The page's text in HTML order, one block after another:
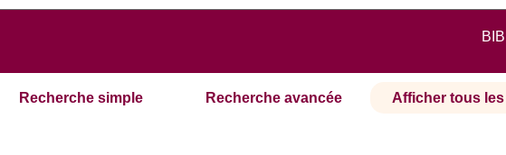
Recherche simple Recherche avancée Afficher tous